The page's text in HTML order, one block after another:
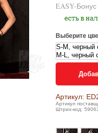
EASY-Бонус
Выберите
Артикул:
Артикул
Штрих-код: